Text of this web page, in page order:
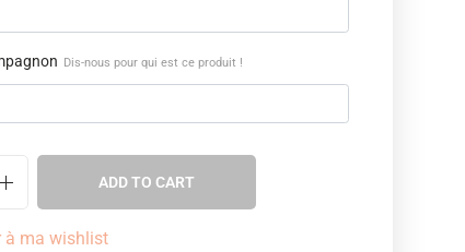
Dis-nous pour qui est ce produit !
ADD TO CART
à ma wishlist